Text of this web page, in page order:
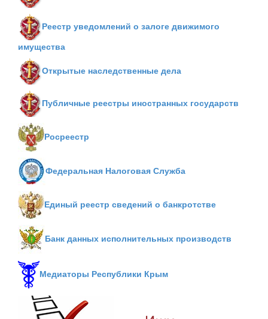
Реестр уведомлений о залоге движимого
имущества
Открытые наследственные дела
Публичные реестры иностранных государств
Росреестр
Федеральная Налоговая Служба
Единый реестр сведений о банкротстве
Банк данных исполнительных производств
Медиаторы Республики Крым